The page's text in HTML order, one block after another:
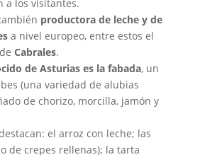
a los visitantes.
productora de leche y de
a nivel europeo, entre estos el
Cabrales.
de Asturias es la fabada, un
(una variedad de alubias
de chorizo, morcilla, jamón y
el arroz con leche; las
de crepes rellenas); la tarta